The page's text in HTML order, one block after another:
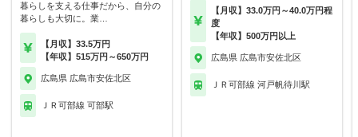
暮らしを支える仕事だから、自分の
暮らしも大切に。業…
【月収】33.5万円
【年収】515万円～650万円
広島県 広島市安佐北区
ＪＲ可部線 可部駅
【月収】33.0万円～40.0万円程
度
【年収】500万円以上
広島県 広島市安佐北区
ＪＲ可部線 河戸帆待川駅